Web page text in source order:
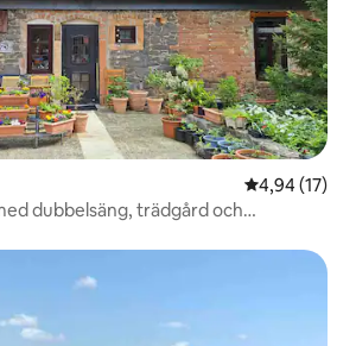
4,94 av 5 i
4,94 (17)
dubbelsäng, trädgård och